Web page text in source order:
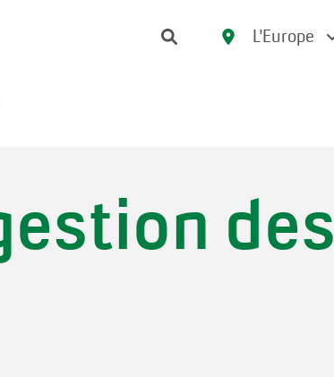
L'Europe
des